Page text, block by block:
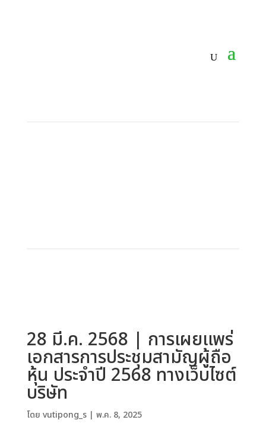
28 มี.ค. 2568 | การเผยแพร่
เอกสารการประชุมสามัญผู้ถือ
หุ้น ประจำปี 2568 ทางเว็บไซต์
บริษัท
โดย vutipong_s| พ.ค. 8, 2025